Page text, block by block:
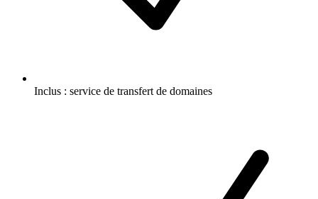
Inclus : service de transfert de domaines